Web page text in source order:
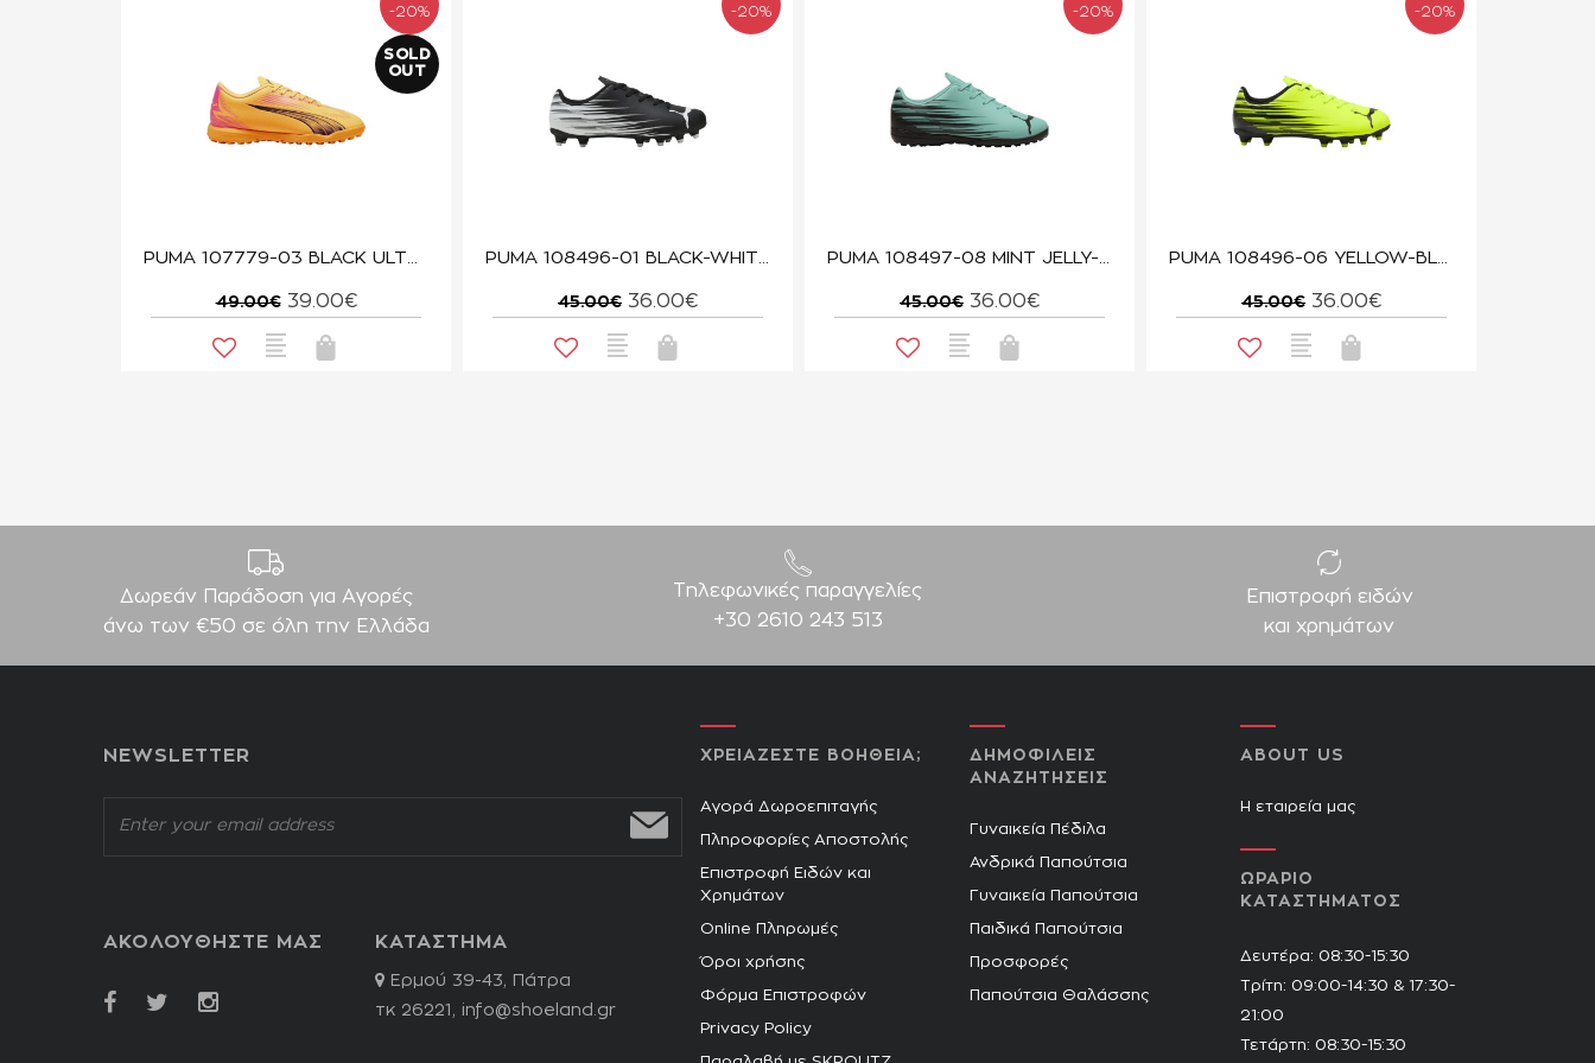
-20%
SOLD
OUT
49.00€ 39.00€
-20%
45.00€ 36.00€
-20%
45.00€ 36.00€
-20%
45.00€ 36.00€
Δωρεάν Παράδοση για Aγορές
άνω των €50 σε όλη την Ελλάδα
Τηλεφωνικές παραγγελίες
+30 2610 243 513
Επιστροφή ειδών
και χρημάτων
NEWSLETTER
ΑΚΟΛΟΥΘΗΣΤΕ ΜΑΣ ΚΑΤΑΣΤΗΜΑ
Ερμού 39-43, Πάτρα
τκ 26221, info@shoeland.gr
ΧΡΕΙΑΖΕΣΤΕ ΒΟΗΘΕΙΑ;
Αγορά Δωροεπιταγής
Πληροφορίες Αποστολής
Επιστροφή Ειδών και
Χρημάτων
Online Πληρωμές
Όροι χρήσης
Φόρμα Επιστροφών
Privacy Policy
ΔΗΜΟΦΙΛΕΙΣ
ΑΝΑΖΗΤΗΣΕΙΣ
Γυναικεία Πέδιλα
Ανδρικά Παπούτσια
Γυναικεία Παπούτσια
Παιδικά Παπούτσια
Προσφορές
Παπούτσια Θαλάσσης
ABOUT US
Η εταιρεία μας
ΩΡΑΡΙΟ
ΚΑΤΑΣΤΗΜΑΤΟΣ
Δευτέρα: 08:30-15:30
Τρίτη: 09:00-14:30 & 17:30-
21:00
Τετάρτη: 08:30-15:30